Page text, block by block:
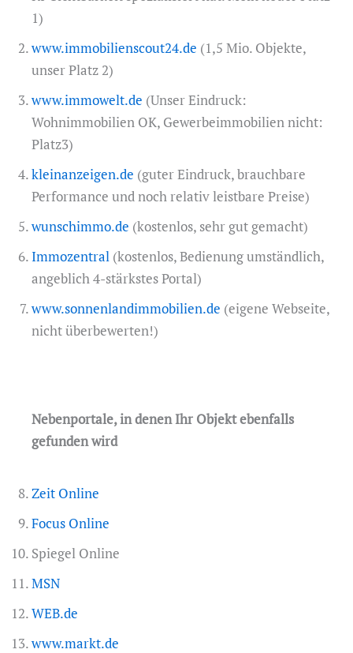
1)
www.immobilienscout24.de (1,5 Mio. Objekte,
unser Platz 2)
www.immowelt.de (Unser Eindruck:
Wohnimmobilien OK, Gewerbeimmobilien nicht:
Platz3)
kleinanzeigen.de (guter Eindruck, brauchbare
Performance und noch relativ leistbare Preise)
wunschimmo.de (kostenlos, sehr gut gemacht)
Immozentral (kostenlos, Bedienung umständlich,
angeblich 4-stärkstes Portal)
www.sonnenlandimmobilien.de (eigene Webseite,
nicht überbewerten!)
Nebenportale, in denen Ihr Objekt ebenfalls
gefunden wird
Zeit Online
Focus Online
Spiegel Online
MSN
WEB.de
www.markt.de